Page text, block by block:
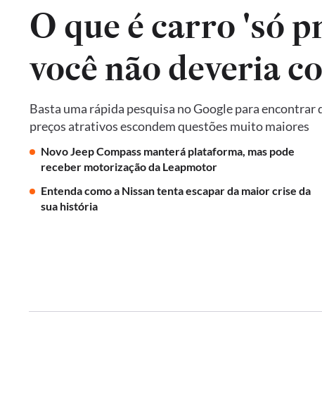
O que é carro 'só
você não deveria
Basta uma rápida pesquisa no Google para
preços atrativos escondem questões muito maiores
Novo Jeep Compass manterá plataforma, mas pode
receber motorização da Leapmotor
Entenda como a Nissan tenta escapar da maior crise da
sua história